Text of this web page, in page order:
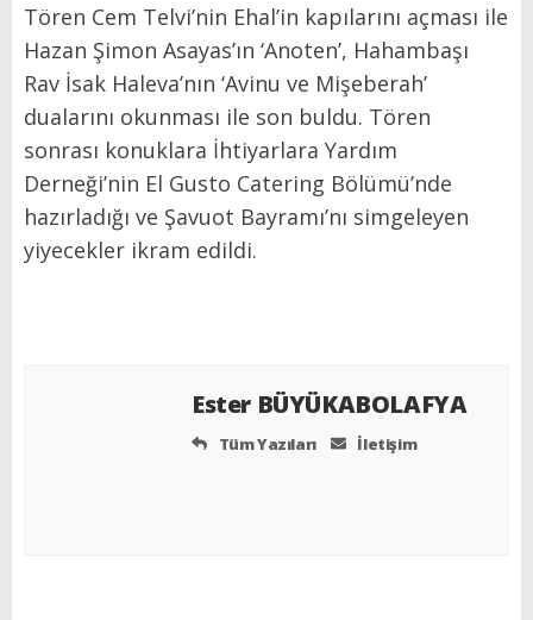
Tören Cem Telvi’nin Ehal’in kapılarını açması ile
Hazan Şimon Asayas’ın ‘Anoten’, Hahambaşı
Rav İsak Haleva’nın ‘Avinu ve Mişeberah’
dualarını okunması ile son buldu. Tören
sonrası konuklara İhtiyarlara Yardım
Derneği’nin El Gusto Catering Bölümü’nde
hazırladığı ve Şavuot Bayramı’nı simgeleyen
yiyecekler ikram edildi.
Ester BÜYÜKABOLAFYA
Tüm Yazıları İletişim